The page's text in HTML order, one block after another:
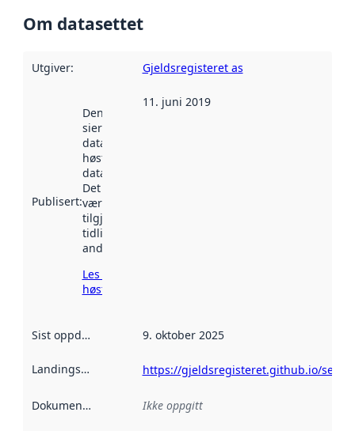
Om datasettet
Utgiver: Gjeldsregisteret as
Publisert:
Denne datoen
sier når
datasettet ble
høstet av
data.norge.no.
Det kan ha
vært
tilgjengelig
tidligere
andre steder.
Les mer om
høsting her
11. juni 2019
Sist oppdatert 9. oktober 2025
Landingsside https://gjeldsregisteret.github.io/
Dokumentasjon Ikke oppgitt